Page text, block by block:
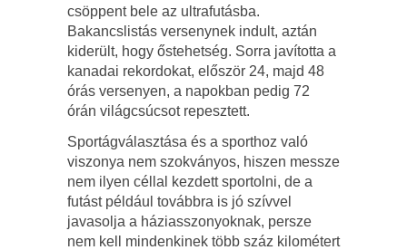
csöppent bele az ultrafutásba.
Bakancslistás versenynek indult, aztán
kiderült, hogy őstehetség. Sorra javította a
kanadai rekordokat, először 24, majd 48
órás versenyen, a napokban pedig 72
órán világcsúcsot repesztett.
Sportágválasztása és a sporthoz való
viszonya nem szokványos, hiszen messze
nem ilyen céllal kezdett sportolni, de a
futást például továbbra is jó szívvel
javasolja a háziasszonyoknak, persze
nem kell mindenkinek több száz kilométert